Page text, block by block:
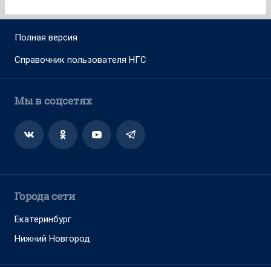
Полная версия
Справочник пользователя НГС
Мы в соцсетях
Города сети
Екатеринбург
Нижний Новгород